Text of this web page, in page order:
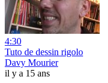
4:30
Tuto de dessin rigolo
Davy Mourier
il y a 15 ans